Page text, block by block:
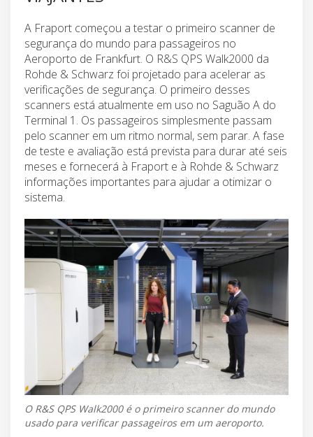
A Fraport começou a testar o primeiro scanner de
segurança do mundo para passageiros no
Aeroporto de Frankfurt. O R&S QPS Walk2000 da
Rohde & Schwarz foi projetado para acelerar as
verificações de segurança. O primeiro desses
scanners está atualmente em uso no Saguão A do
Terminal 1. Os passageiros simplesmente passam
pelo scanner em um ritmo normal, sem parar. A fase
de teste e avaliação está prevista para durar até seis
meses e fornecerá à Fraport e à Rohde & Schwarz
informações importantes para ajudar a otimizar o
sistema.
O R&S QPS Walk2000 é o primeiro scanner do mundo
usado para verificar passageiros em um aeroporto.